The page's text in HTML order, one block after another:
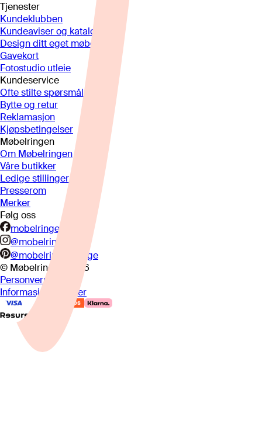
Tjenester
Kundeklubben
Kundeaviser og kataloger
Design ditt eget møbel
Gavekort
Fotostudio utleie
Kundeservice
Ofte stilte spørsmål
Bytte og retur
Reklamasjon
Kjøpsbetingelser
Møbelringen
Om Møbelringen
Våre butikker
Ledige stillinger
Presserom
Merker
Følg oss
mobelringen.no
@mobelringen
@mobelringennorge
© Møbelringen
2026
Personvern
Informasjonskapsler